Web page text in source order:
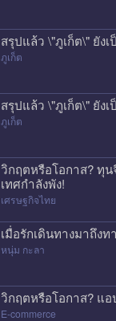
สรุปแล้ว \"ภูเก็ต\" ยัง
ภูเก็ต
สรุปแล้ว \"ภูเก็ต\" ยัง
ภูเก็ต
วิกฤตหรือโอกาส? ทุน
เทศกำลังพัง!
เศรษฐกิจไทย
เมื่อรักเดินทางมาถึง
หนุ่ม กะลา
วิกฤตหรือโอกาส? แ
E-commerce